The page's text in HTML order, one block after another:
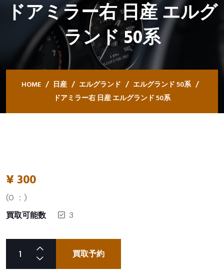
ドアミラー右 日産 エルグ
ランド 50系
HOME 日産 エルグランド
エルグランド 50系
ドアミラー右 日産 エルグランド 50系
¥ 300
(0 ：)
買取可能数
3
買取予約